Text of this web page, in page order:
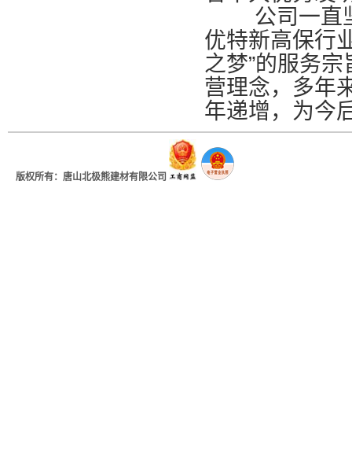
公司一直坚
优特新高保行
之梦”的服务
营理念，多年
年递增，为今
版权所有：唐山北极熊建材有限公司